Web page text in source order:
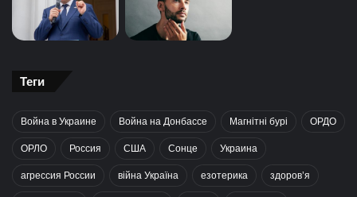
Теги
Война в Украине Война на Донбассе Магнітні бурі ОРДО
ОРЛО Россия США Сонце Украина
агрессия России війна Україна езотерика здоров’я